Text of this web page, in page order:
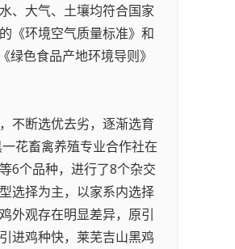
、大气、土壤均符合国家
《环境空气质量标准》和
色食品产地环境导则》
不断选优去劣，逐渐选育
花畜禽养殖专业合作社在
6个品种，进行了8个杂交
选择为主，以家系内选择
外观存在明显差异，原引
进鸡种快，莱芜吉山黑鸡